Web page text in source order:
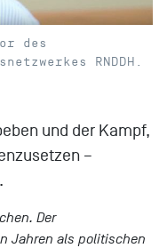
des
RNDDH.
und der Kampf,
–
Der
Jahren als politischen